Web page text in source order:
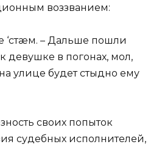
воззванием:
– Дальше пошли
девушке в погонах, мол,
улице будет стыдно ему
своих попыток
судебных исполнителей,